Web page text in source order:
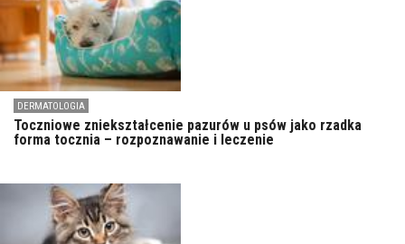
DERMATOLOGIA
Toczniowe zniekształcenie pazurów u psów jako rzadka
forma tocznia – rozpoznawanie i leczenie